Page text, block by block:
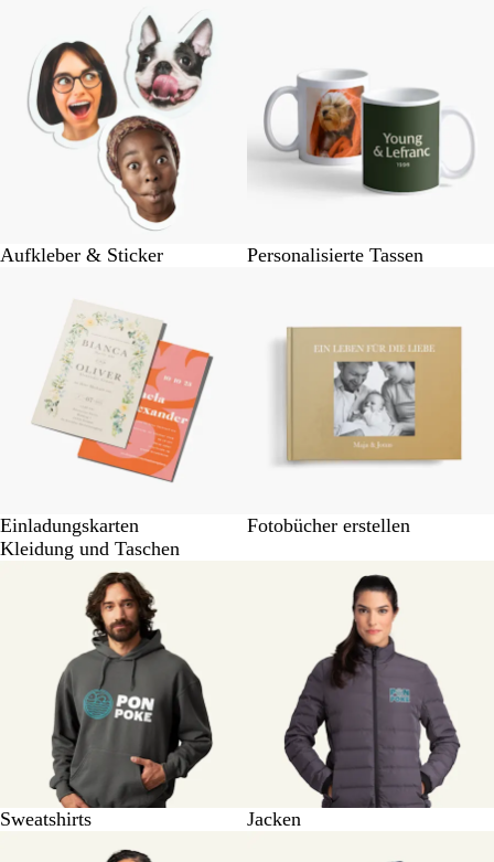
Aufkleber & Sticker Personalisierte Tassen
Einladungskarten
Fotobücher erstellen
Kleidung und Taschen
Sweatshirts Jacken